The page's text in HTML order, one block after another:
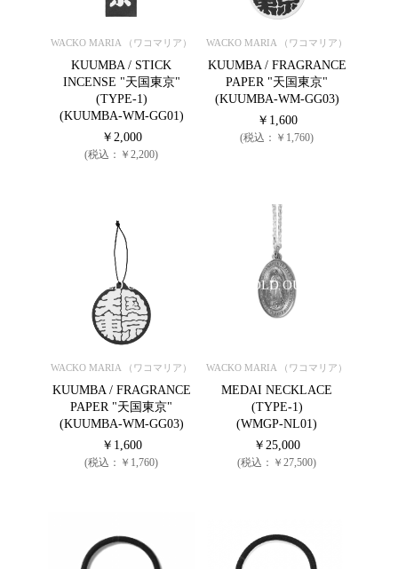
WACKO MARIA （ワコマリア）
KUUMBA / STICK
INCENSE "天国東京"
(TYPE-1)
(KUUMBA-WM-GG01)
￥2,000
(税込：￥2,200)
WACKO MARIA （ワコマリア）
KUUMBA / FRAGRANCE
PAPER "天国東京"
(KUUMBA-WM-GG03)
￥1,600
(税込：￥1,760)
SOLD OUT
WACKO MARIA （ワコマリア）
KUUMBA / FRAGRANCE
PAPER "天国東京"
(KUUMBA-WM-GG03)
￥1,600
(税込：￥1,760)
SOLD OUT
WACKO MARIA （ワコマリア）
MEDAI NECKLACE
(TYPE-1)
(WMGP-NL01)
￥25,000
(税込：￥27,500)